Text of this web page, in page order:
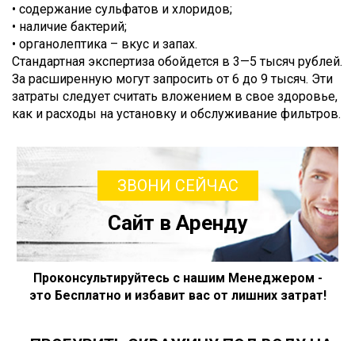
• содержание сульфатов и хлоридов;
• наличие бактерий;
• органолептика – вкус и запах.
Стандартная экспертиза обойдется в 3—5 тысяч рублей.
За расширенную могут запросить от 6 до 9 тысяч. Эти
затраты следует считать вложением в свое здоровье,
как и расходы на установку и обслуживание фильтров.
ЗВОНИ СЕЙЧАС
Сайт в Аренду
Проконсультируйтесь с нашим Менеджером -
это Бесплатно и избавит вас от лишних затрат!